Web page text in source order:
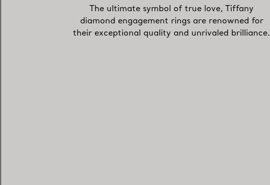
The ultimate symbol of true love, Tiffany
diamond engagement rings are renowned for
their exceptional quality and unrivaled brilliance.